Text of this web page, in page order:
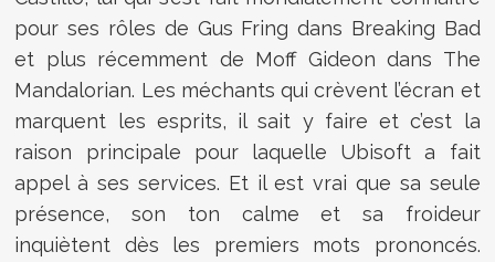
pour ses rôles de Gus Fring dans Breaking Bad
et plus récemment de Moff Gideon dans The
Mandalorian. Les méchants qui crèvent l’écran et
marquent les esprits, il sait y faire et c’est la
raison principale pour laquelle Ubisoft a fait
appel à ses services. Et il est vrai que sa seule
présence, son ton calme et sa froideur
inquiètent dès les premiers mots prononcés.